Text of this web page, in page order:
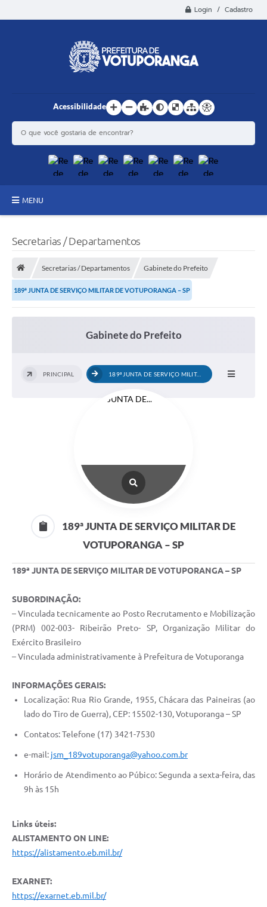
Login / Cadastro
Acessibilidade
MENU
Legislação
Audiências Públicas
Editais
Emprega
Agenda
Secretarias / Departamentos
Secretarias / Departamentos Gabinete do Prefeito
189ª JUNTA DE SERVIÇO MILITAR DE VOTUPORANGA – SP
Gabinete do Prefeito
PRINCIPAL 189ª JUNTA DE SERVIÇO MILITAR DE...
189ª JUNTA DE SERVIÇO MILITAR DE
VOTUPORANGA – SP
189ª JUNTA DE SERVIÇO MILITAR DE VOTUPORANGA – SP
SUBORDINAÇÃO:
– Vinculada tecnicamente ao Posto Recrutamento e Mobilização
(PRM) 002-003- Ribeirão Preto- SP, Organização Militar do
Exército Brasileiro
– Vinculada administrativamente à Prefeitura de Votuporanga
INFORMAÇÕES GERAIS:
Localização: Rua Rio Grande, 1955, Chácara das Paineiras (ao
lado do Tiro de Guerra), CEP: 15502-130, Votuporanga – SP
Contatos: Telefone (17) 3421-7530
e-mail: jsm_189votuporanga@yahoo.com.br
Horário de Atendimento ao Púbico: Segunda a sexta-feira, das
9h às 15h
Links úteis:
ALISTAMENTO ON LINE:
https://alistamento.eb.mil.br/
EXARNET:
https://exarnet.eb.mil.br/